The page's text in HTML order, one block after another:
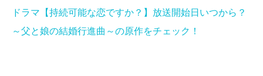
ドラマ【持続可能な恋ですか？】放送開始日いつから？
～父と娘の結婚行進曲～の原作をチェック！